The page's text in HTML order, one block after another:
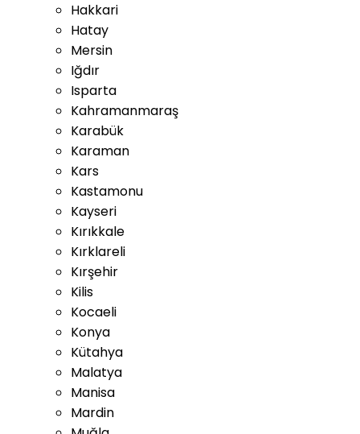
Hakkari
Hatay
Mersin
Iğdır
Isparta
Kahramanmaraş
Karabük
Karaman
Kars
Kastamonu
Kayseri
Kırıkkale
Kırklareli
Kırşehir
Kilis
Kocaeli
Konya
Kütahya
Malatya
Manisa
Mardin